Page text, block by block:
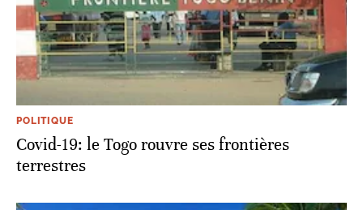
POLITIQUE
Covid-19: le Togo rouvre ses frontières
terrestres